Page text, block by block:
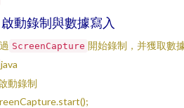
啟動錄制與數據寫入
ScreenCapture 開始錄制，并獲取數
java
動錄制